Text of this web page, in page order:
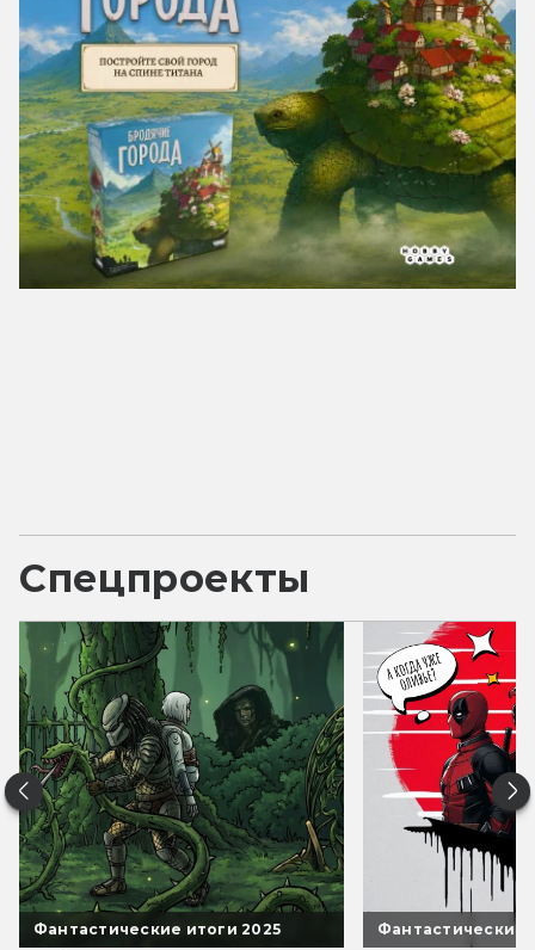
Спецпроекты
Фантастические итоги 2025 Фантастические